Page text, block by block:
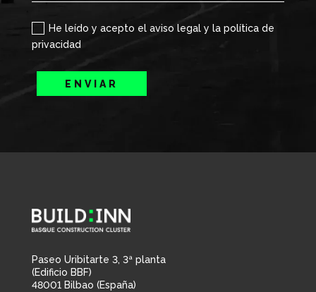
He leído y acepto el aviso legal y la política de
privacidad
ENVIAR
Paseo Uribitarte 3, 3ª planta
(Edificio BBF)
48001 Bilbao (España)